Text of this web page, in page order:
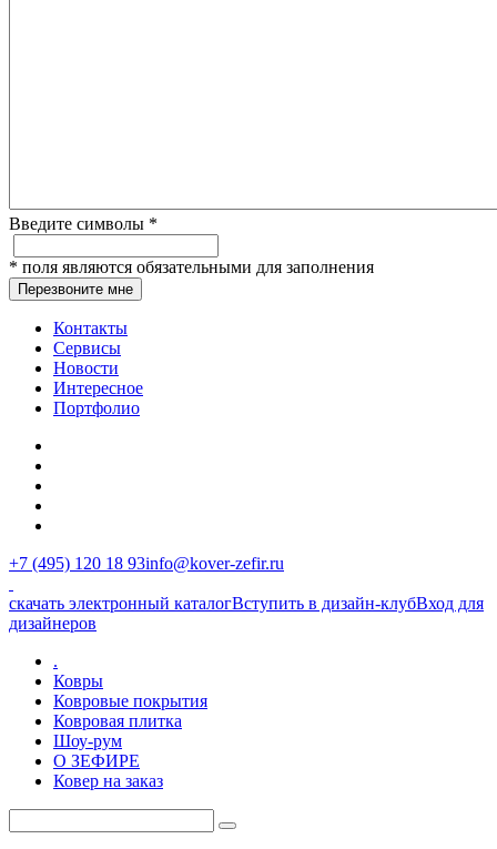
Введите символы *
* поля являются обязательными для заполнения
Перезвоните мне
Контакты
Сервисы
Новости
Интересное
Портфолио
+7 (495) 120 18 93info@kover-zefir.ru
скачать электронный каталогВступить в дизайн-клубВход для
дизайнеров
.
Ковры
Ковровые покрытия
Ковровая плитка
Шоу-рум
О ЗЕФИРЕ
Ковер на заказ